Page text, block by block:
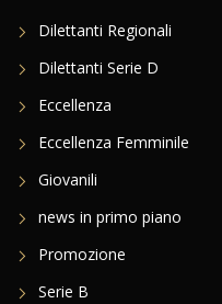
Dilettanti Regionali
Dilettanti Serie D
Eccellenza
Eccellenza Femminile
Giovanili
news in primo piano
Promozione
Serie B